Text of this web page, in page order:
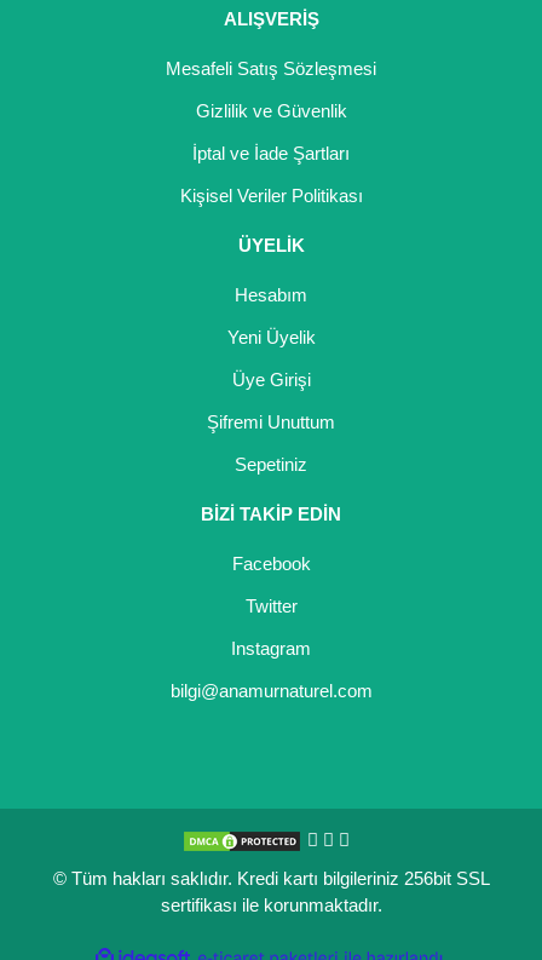
ALIŞVERİŞ
Mesafeli Satış Sözleşmesi
Gizlilik ve Güvenlik
İptal ve İade Şartları
Kişisel Veriler Politikası
ÜYELİK
Hesabım
Yeni Üyelik
Üye Girişi
Şifremi Unuttum
Sepetiniz
BİZİ TAKİP EDİN
Facebook
Twitter
Instagram
bilgi@anamurnaturel.com
© Tüm hakları saklıdır. Kredi kartı bilgileriniz 256bit SSL
sertifikası ile korunmaktadır.